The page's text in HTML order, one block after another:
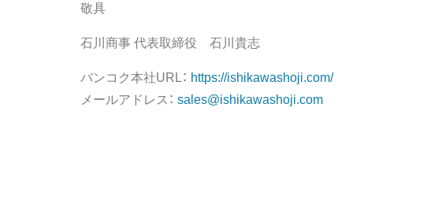
敬具
石川商事 代表取締役 石川貴志
バンコク本社URL： https://ishikawashoji.com/
メールアドレス： sales@ishikawashoji.com